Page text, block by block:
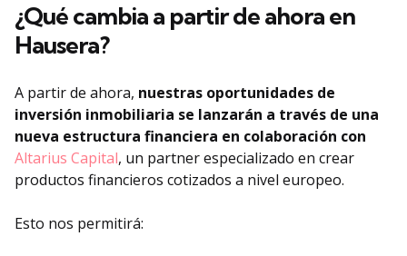
¿Qué cambia a partir de ahora en
Hausera?
A partir de ahora, nuestras oportunidades de
inversión inmobiliaria se lanzarán a través de una
nueva estructura financiera en colaboración con
Altarius Capital, un partner especializado en crear
productos financieros cotizados a nivel europeo.
Esto nos permitirá: